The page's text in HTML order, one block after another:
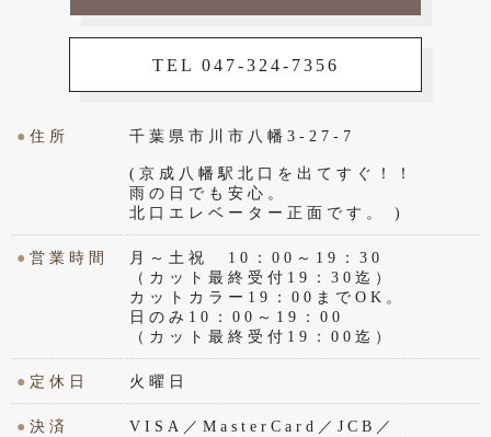
TEL 047-324-7356
●住所 千葉県市川市八幡3-27-7
(京成八幡駅北口を出てすぐ！！
雨の日でも安心。
北口エレベーター正面です。 )
●営業時間
月～土祝 10：00～19：30
（カット最終受付19：30迄）
カットカラー19：00までOK。
日のみ10：00～19：00
（カット最終受付19：00迄）
● 定休日 火曜日
●決済
VISA／MasterCard／JCB／